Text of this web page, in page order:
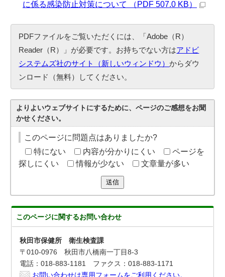
に係る感染防止対策について （PDF 507.0 KB）
PDFファイルをご覧いただくには、「Adobe（R）
Reader（R）」が必要です。お持ちでない方はアドビ
システムズ社のサイト（新しいウィンドウ）からダウ
ンロード（無料）してください。
よりよいウェブサイトにするために、ページのご感想をお聞
かせください。
このページに問題点はありましたか?
特にない
内容が分かりにくい
ページを
探しにくい
情報が少ない 文章量が多い
送信
このページに関するお問い合わせ
秋田市保健所 衛生検査課
〒010-0976 秋田市八橋南一丁目8-3
電話：018-883-1181 ファクス：018-883-1171
お問い合わせは専用フォームをご利用ください。